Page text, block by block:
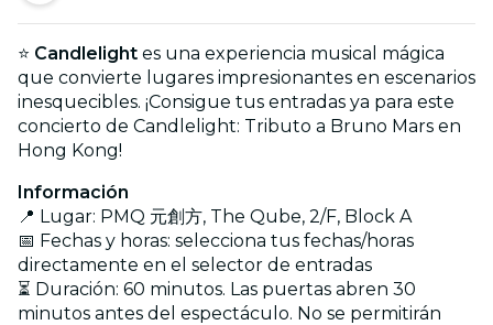
⭐ Candlelight es una experiencia musical mágica
que convierte lugares impresionantes en escenarios
inesquecibles. ¡Consigue tus entradas ya para este
concierto de Candlelight: Tributo a Bruno Mars en
Hong Kong!
Información
📍 Lugar: PMQ 元創方, The Qube, 2/F, Block A
📅 Fechas y horas: selecciona tus fechas/horas
directamente en el selector de entradas
⏳ Duración: 60 minutos. Las puertas abren 30
minutos antes del espectáculo. No se permitirán